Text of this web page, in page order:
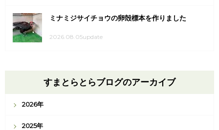
ミナミジサイチョウの卵殻標本を作りました
2026.08.05update
すまとらとらブログのアーカイブ
2026年
2025年